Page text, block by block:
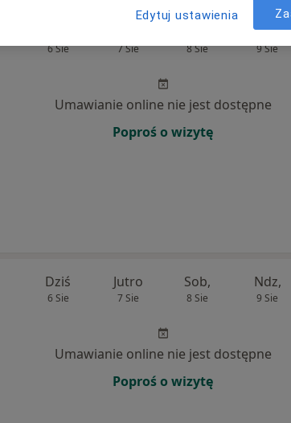
6 Sie 7 Sie 8 Sie
Ndz,
9 Sie
Umawianie online nie jest dostępne
Poproś o wizytę
Dziś
6 Sie
Jutro
7 Sie
Sob,
8 Sie
Ndz,
9 Sie
Umawianie online nie jest dostępne
Poproś o wizytę
Edytuj ustawienia